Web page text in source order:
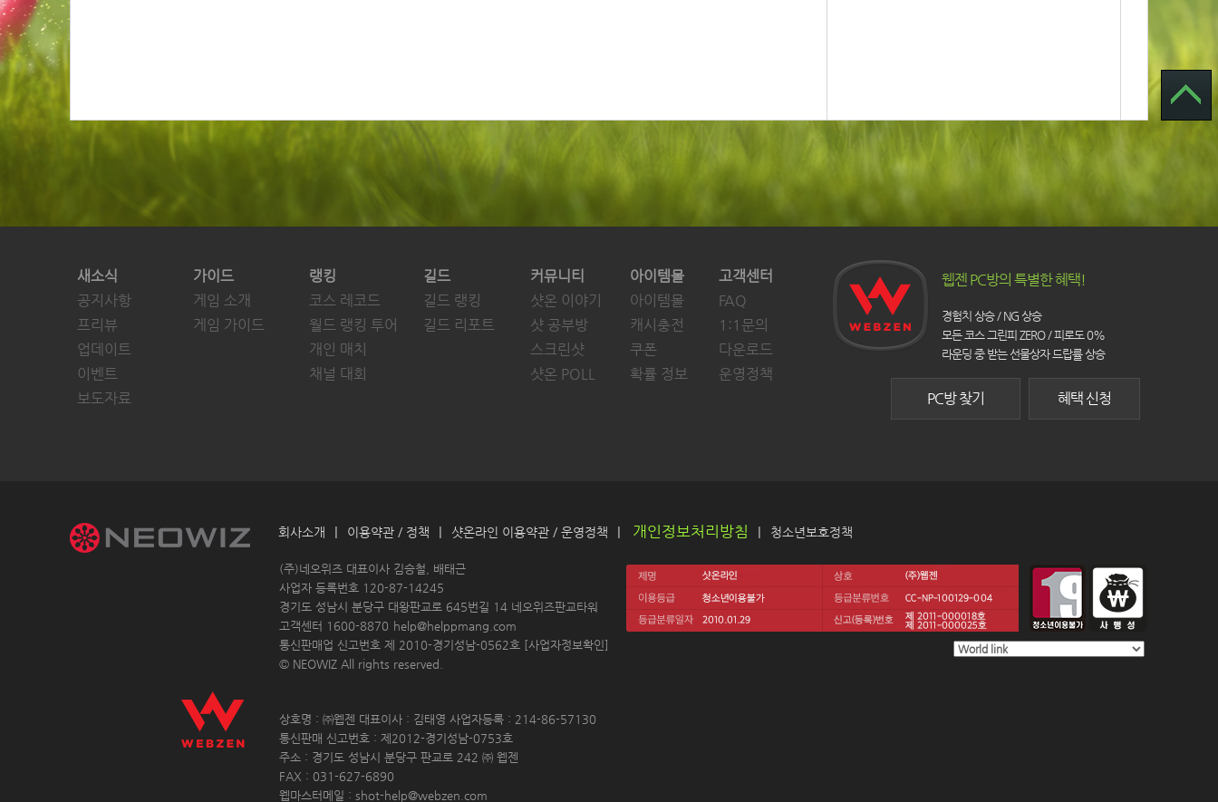
새소식
공지사항
프리뷰
업데이트
이벤트
보도자료
가이드
게임 소개
게임 가이드
랭킹
코스 레코드
월드 랭킹 투어
개인 매치
채널 대회
길드
길드 랭킹
길드 리포트
커뮤니티
샷온 이야기
샷 공부방
스크린샷
샷온 POLL
아이템몰
아이템몰
캐시충전
쿠폰
확률 정보
고객센터
FAQ
1:1문의
다운로드
운영정책
웹젠 PC방의 특별한 혜택!
경험치 상승 / NG 상승
모든 코스 그린피 ZERO / 피로도 0%
라운딩 중 받는 선물상자 드랍률 상승
혜택 신청
PC방 찾기
회사소개 | 이용약관 / 정책 | 샷온라인 이용약관 / 운영정책 | 개인정보처리방침 | 청소년보호정책
(주)네오위즈 대표이사 김승철, 배태근
사업자 등록번호 120-87-14245
경기도 성남시 분당구 대왕판교로 645번길 14 네오위즈판교타워
고객센터 1600-8870 help@helppmang.com
통신판매업 신고번호 제 2010-경기성남-0562호 [사업자정보확인]
© NEOWIZ All rights reserved.
상호명 : ㈜웹젠 대표이사 : 김태영 사업자등록 : 214-86-57130
통신판매 신고번호 : 제2012-경기성남-0753호
주소 : 경기도 성남시 분당구 판교로 242 ㈜ 웹젠
FAX : 031-627-6890
웹마스터메일 : shot-help@webzen.com